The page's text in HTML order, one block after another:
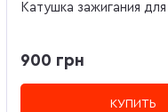
Катушка зажигания
900 грн
КУПИТЬ